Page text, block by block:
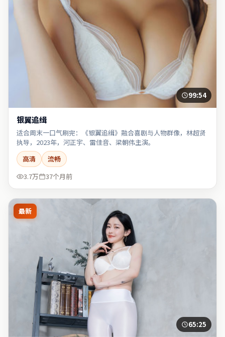
99:54
银翼追缉
适合周末一口气刷完：《银翼追缉》融合喜剧与人物群像，林超贤
执导，2023年，河正宇、雷佳音、梁朝伟主演。
高清
流畅
3.7万
37个月前
最新
65:25